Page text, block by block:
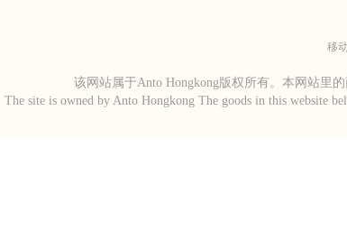
移
该网站属于Anto Hongkong版权所有。本网站里
The site is owned by Anto Hongkong The goods in this website